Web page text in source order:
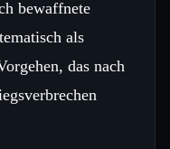
bewaffnete
als
das nach